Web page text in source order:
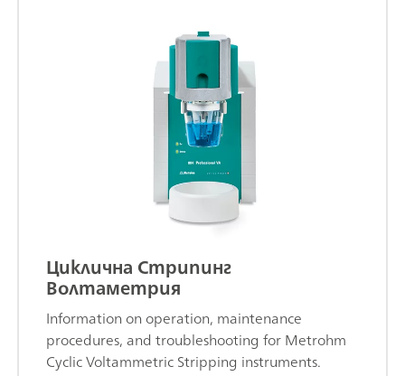
Циклична Стрипинг
Волтаметрия
Information on operation, maintenance
procedures, and troubleshooting for Metrohm
Cyclic Voltammetric Stripping instruments.